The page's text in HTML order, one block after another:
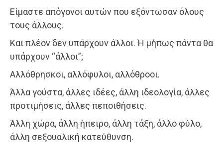
Είμαστε απόγονοι αυτών που εξόντωσαν όλους
τους άλλους.
Και πλέον δεν υπάρχουν άλλοι. Ή μήπως πάντα θα
υπάρχουν “άλλοι”;
Αλλόθρησκοι, αλλόφυλοι, αλλόθροοι.
Άλλα γούστα, άλλες ιδέες, άλλη ιδεολογία, άλλες
προτιμήσεις, άλλες πεποιθήσεις.
Άλλη χώρα, άλλη ήπειρο, άλλη τάξη, άλλο φύλο,
άλλη σεξουαλική κατεύθυνση.